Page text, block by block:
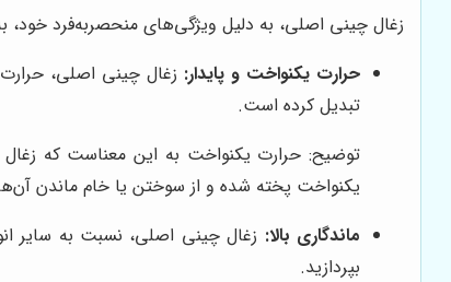
زغال چینی اصلی، به دلیل ویژگی‌های منحصربه‌فرد خود،
حرارت یکنواخت و پایدار: زغال چینی اصلی،
تبدیل کرده است.
توضیح: حرارت یکنواخت به این معناست که
یکنواخت پخته شده و از سوختن یا خام ماندن
ماندگاری بالا: زغال چینی اصلی، نسبت به سایر
بپردازید.